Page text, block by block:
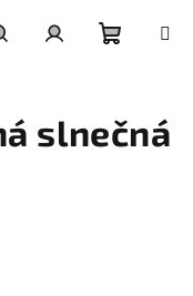
košík
slnečná